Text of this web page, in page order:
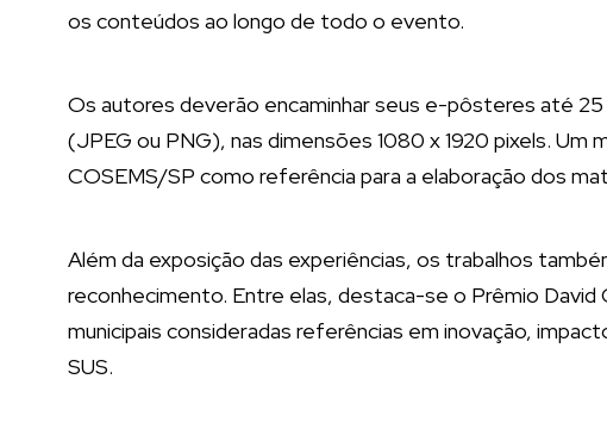
os conteúdos ao longo de todo o evento.
Os autores deverão encaminhar seus e-pôsteres até
(JPEG ou PNG), nas dimensões 1080 x 1920 pixels. Um
COSEMS/SP como referência para a elaboração dos
Além da exposição das experiências, os trabalhos
reconhecimento. Entre elas, destaca-se o Prêmio David
municipais consideradas referências em inovação,
SUS.